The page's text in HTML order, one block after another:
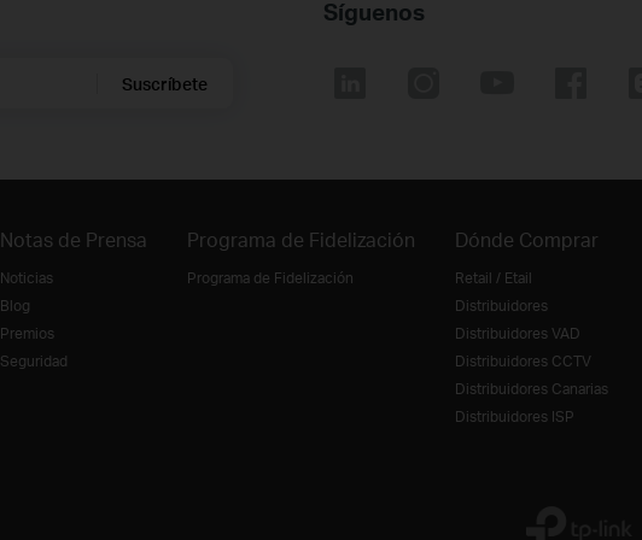
Suscríbete
Síguenos
Notas de Prensa
Noticias
Blog
Premios
Seguridad
Programa de Fidelización
Programa de Fidelización
Dónde Comprar
Retail / Etail
Distribuidores
Distribuidores VAD
Distribuidores CCTV
Distribuidores Canarias
Distribuidores ISP